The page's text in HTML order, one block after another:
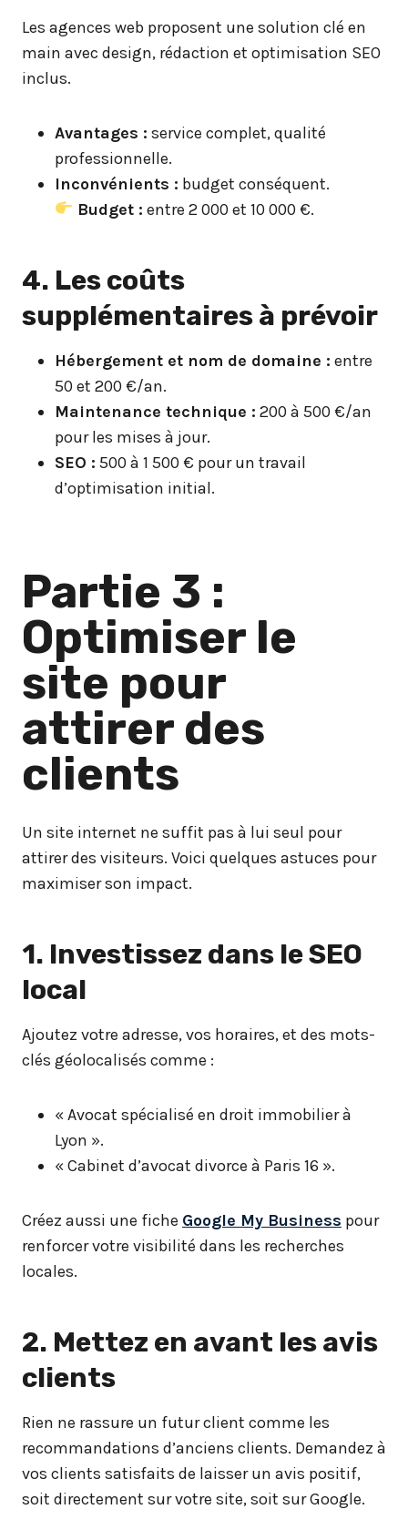
Les agences web proposent une solution clé en
main avec design, rédaction et optimisation SEO
inclus.
Avantages : service complet, qualité
professionnelle.
Inconvénients : budget conséquent.
Budget : entre 2 000 et 10 000 €.
4. Les coûts
supplémentaires à prévoir
Hébergement et nom de domaine : entre
50 et 200 €/an.
Maintenance technique : 200 à 500 €/an
pour les mises à jour.
SEO : 500 à 1 500 € pour un travail
d’optimisation initial.
Partie 3 :
Optimiser le
site pour
attirer des
clients
Un site internet ne suffit pas à lui seul pour
attirer des visiteurs. Voici quelques astuces pour
maximiser son impact.
1. Investissez dans le SEO
local
Ajoutez votre adresse, vos horaires, et des mots-
clés géolocalisés comme :
« Avocat spécialisé en droit immobilier à
Lyon ».
« Cabinet d’avocat divorce à Paris 16 ».
Créez aussi une fiche Google My Business pour
renforcer votre visibilité dans les recherches
locales.
2. Mettez en avant les avis
clients
Rien ne rassure un futur client comme les
recommandations d’anciens clients. Demandez à
vos clients satisfaits de laisser un avis positif,
soit directement sur votre site, soit sur Google.